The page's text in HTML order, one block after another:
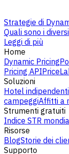
Strategie di
Quali sono i
Leggi di più
Home
Dynamic Pricing
Pricing API
Soluzioni
Hotel indipendenti
campeggiAffitti a
Strumenti gratuiti
Indice STR
Risorse
BlogStorie dei
Supporto